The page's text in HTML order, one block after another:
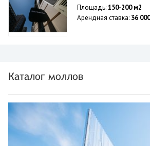
Площадь:150-200 м2
Арендная ставка: 36
Каталог моллов